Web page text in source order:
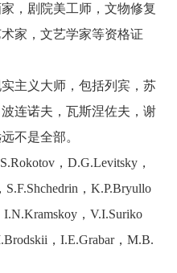
，剧院美工师，文物修复
家，文艺学家等资格证
主义大师，包括列宾，苏
连诺夫，瓦斯涅佐夫，谢
不是全部。
，D.G.Levitsky，
，K.P.Bryullo
，V.I.Suriko
，I.E.Grabar，M.B.